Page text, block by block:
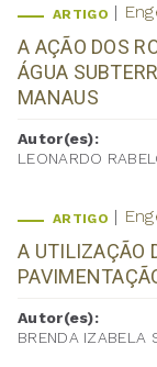
ARTIGO
A AÇÃO DOS
ÁGUA
MANAUS
Autor(es):
LEONARDO
ARTIGO
A UTILIZAÇÃO
Autor(es):
BRENDA IZABELA